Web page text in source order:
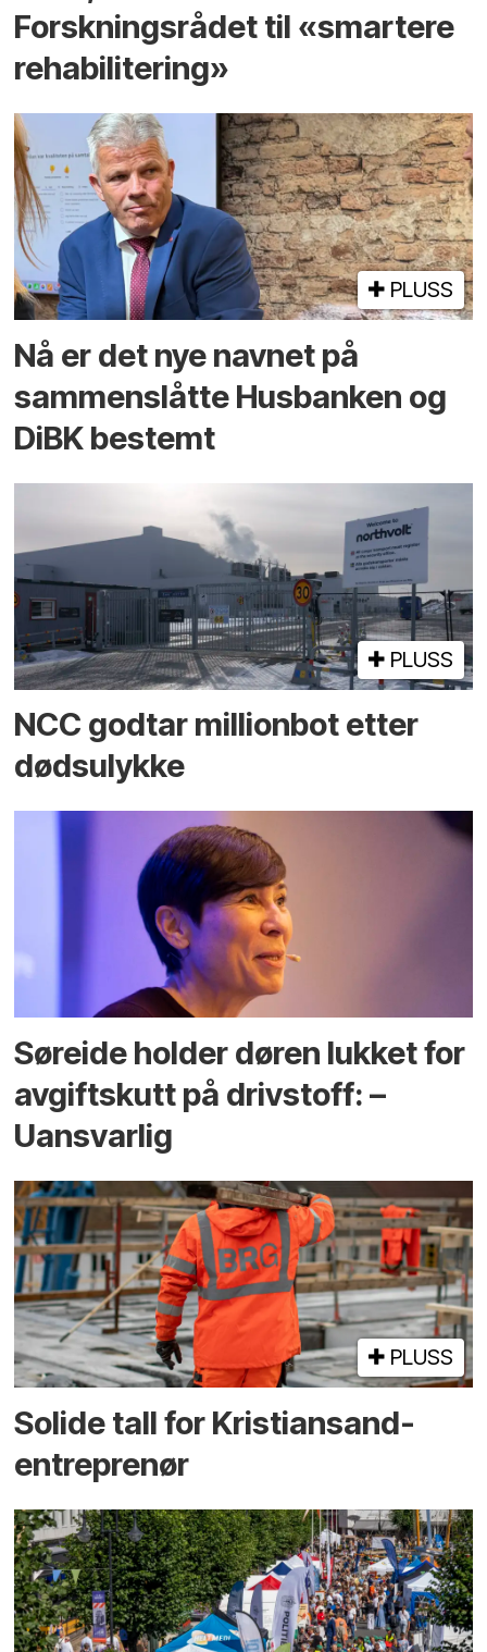
Forskningsrådet til «smartere
rehabilitering»
PLUSS
Nå er det nye navnet på
sammenslåtte Husbanken og
DiBK bestemt
PLUSS
NCC godtar millionbot etter
dødsulykke
Søreide holder døren lukket for
avgiftskutt på drivstoff: –
Uansvarlig
PLUSS
Solide tall for Kristiansand-
entreprenør